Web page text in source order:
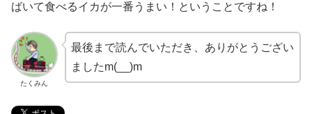
ばいて食べるイカが一番うまい！ということですね！
たくみん
最後まで読んでいただき、ありがとうござい
ましたm(__)m